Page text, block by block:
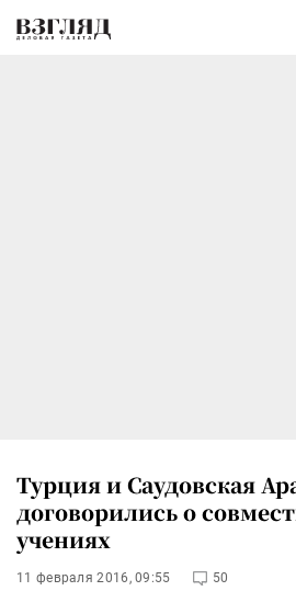
Турция и Саудовская
договорились о
учениях
11 февраля 2016, 09:55 50